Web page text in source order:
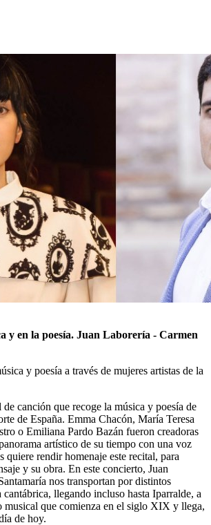
y en la poesía. Juan Laborería - Carmen
y poesía a través de mujeres artistas de la
canción que recoge la música y poesía de
de España. Emma Chacón, María Teresa
o Emiliana Pardo Bazán fueron creadoras
artístico de su tiempo con una voz
quiere rendir homenaje este recital, para
y su obra. En este concierto, Juan
nos transportan por distintos
llegando incluso hasta Iparralde, a
musical que comienza en el siglo XIX y llega,
de hoy.